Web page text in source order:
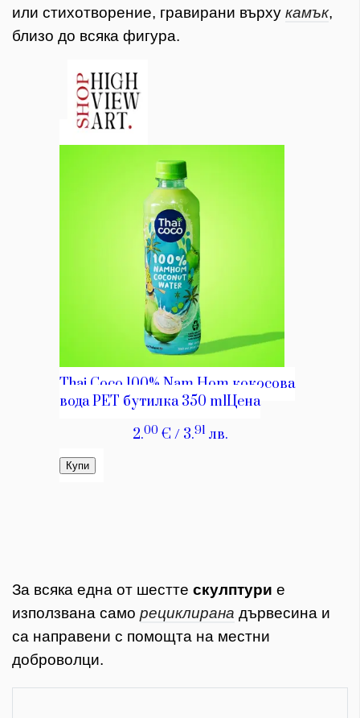
или стихотворение, гравирани върху камък,
близо до всяка фигура.
За всяка една от шестте скулптури е
използвана само рециклирана дървесина и
са направени с помощта на местни
доброволци.